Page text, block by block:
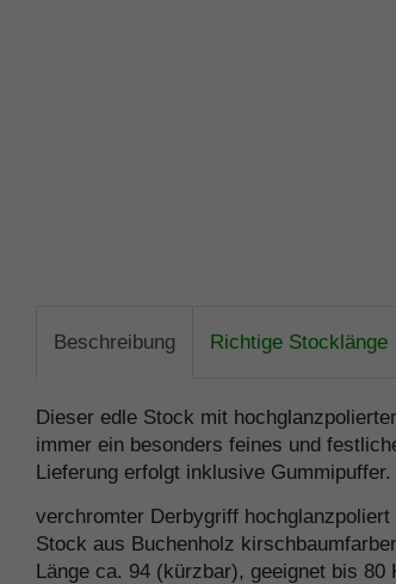
Beschreibung Richtige Stocklänge
Dieser edle Stock mit
immer ein besonders feines und
Lieferung erfolgt inklusive Gummipuffer.
verchromter Derbygriff
Stock aus Buchenholz
Länge ca. 94 (kürzbar), geeignet bis 80